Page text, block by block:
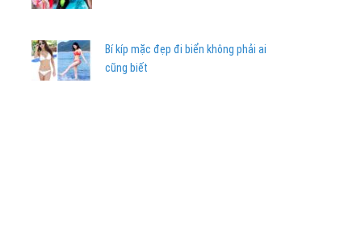
Bí kíp mặc đẹp đi biển không phải ai
cũng biết